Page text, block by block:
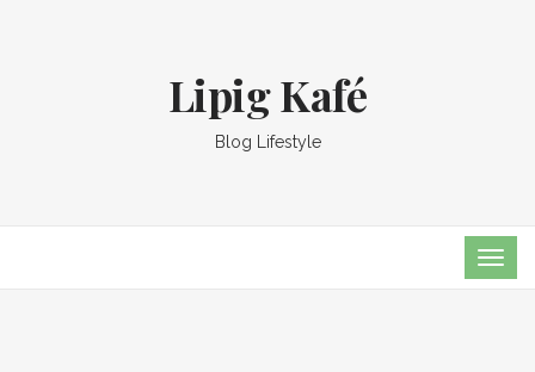
Lipig Kafé
Blog Lifestyle